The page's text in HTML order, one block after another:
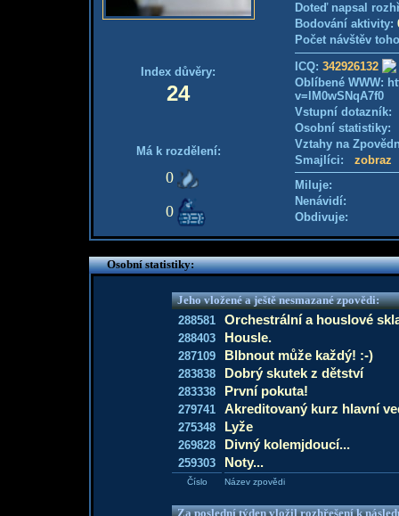
Index důvěry:
24
Má k rozdělení:
0
0
Doteď napsal
Bodování aktivity:
Počet návštěv
ICQ: 342926132
Oblíbené WWW:
v=lM0wSNqA7f0
Vstupní
Osobní
Vztahy na
Smajlíci: zobraz
Miluje:
Nenávidí:
Obdivuje:
Osobní statistiky:
Jeho vložené a ještě nesmazané zpovědi:
288581
Orchestrální a houslové
288403 Housle.
287109 Blbnout může každý! :-)
283838 Dobrý skutek z dětství
283338 První pokuta!
279741 Akreditovaný kurz hlavní
275348 Lyže
269828 Divný kolemjdoucí...
259303 Noty...
Číslo Název zpovědi
Za poslední týden vložil rozhřešení k